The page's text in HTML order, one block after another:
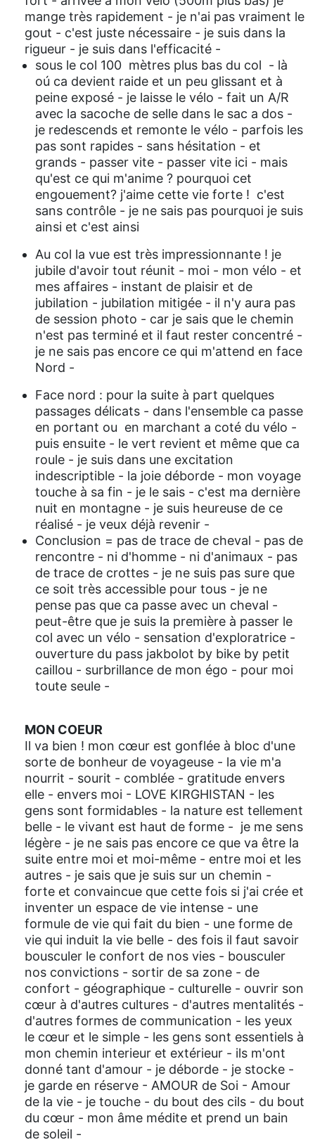
mange très rapidement - je n'ai pas vraiment le
gout - c'est juste nécessaire - je suis dans la
rigueur - je suis dans l'efficacité -
sous le col 100 mètres plus bas du col - là
oú ca devient raide et un peu glissant et à
peine exposé - je laisse le vélo - fait un A/R
avec la sacoche de selle dans le sac a dos -
je redescends et remonte le vélo - parfois les
pas sont rapides - sans hésitation - et
grands - passer vite - passer vite ici - mais
qu'est ce qui m'anime ? pourquoi cet
engouement? j'aime cette vie forte ! c'est
sans contrôle - je ne sais pas pourquoi je suis
ainsi et c'est ainsi
Au col la vue est très impressionnante ! je
jubile d'avoir tout réunit - moi - mon vélo - et
mes affaires - instant de plaisir et de
jubilation - jubilation mitigée - il n'y aura pas
de session photo - car je sais que le chemin
n'est pas terminé et il faut rester concentré -
je ne sais pas encore ce qui m'attend en face
Nord -
Face nord : pour la suite à part quelques
passages délicats - dans l'ensemble ca passe
en portant ou en marchant a coté du vélo -
puis ensuite - le vert revient et même que ca
roule - je suis dans une excitation
indescriptible - la joie déborde - mon voyage
touche à sa fin - je le sais - c'est ma dernière
nuit en montagne - je suis heureuse de ce
réalisé - je veux déjà revenir -
Conclusion = pas de trace de cheval - pas de
rencontre - ni d'homme - ni d'animaux - pas
de trace de crottes - je ne suis pas sure que
ce soit très accessible pour tous - je ne
pense pas que ca passe avec un cheval -
peut-être que je suis la première à passer le
col avec un vélo - sensation d'exploratrice -
ouverture du pass jakbolot by bike by petit
caillou - surbrillance de mon égo - pour moi
toute seule -
MON COEUR
Il va bien ! mon cœur est gonflée à bloc d'une
sorte de bonheur de voyageuse - la vie m'a
nourrit - sourit - comblée - gratitude envers
elle - envers moi - LOVE KIRGHISTAN - les
gens sont formidables - la nature est tellement
belle - le vivant est haut de forme - je me sens
légère - je ne sais pas encore ce que va être la
suite entre moi et moi-même - entre moi et les
autres - je sais que je suis sur un chemin -
forte et convaincue que cette fois si j'ai crée et
inventer un espace de vie intense - une
formule de vie qui fait du bien - une forme de
vie qui induit la vie belle - des fois il faut savoir
bousculer le confort de nos vies - bousculer
nos convictions - sortir de sa zone - de
confort - géographique - culturelle - ouvrir son
cœur à d'autres cultures - d'autres mentalités -
d'autres formes de communication - les yeux
le cœur et le simple - les gens sont essentiels à
mon chemin interieur et extérieur - ils m'ont
donné tant d'amour - je déborde - je stocke -
je garde en réserve - AMOUR de Soi - Amour
de la vie - je touche - du bout des cils - du bout
du cœur - mon âme médite et prend un bain
de soleil -